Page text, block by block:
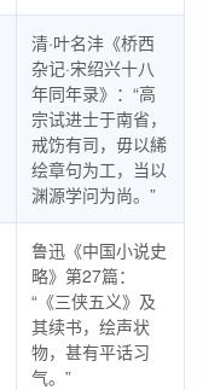
清·叶名沣《桥西
杂记·宋绍兴十八
年同年录》：“高
宗试进士于南省，
戒饬有司，毋以絺
绘章句为工，当以
渊源学问为尚。”
鲁迅《中国小说史
略》第27篇：
“《三侠五义》及
其续书，绘声状
物，甚有平话习
气。”